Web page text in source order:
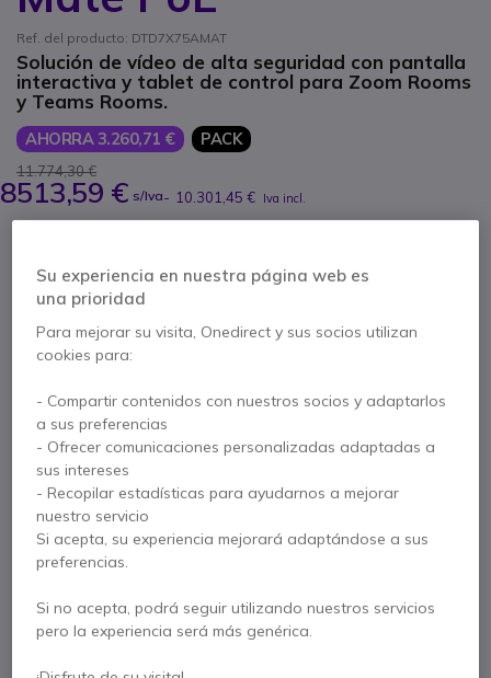
Ref. del producto: DTD7X75AMAT
Solución de vídeo de alta seguridad con pantalla
interactiva y tablet de control para Zoom Rooms
y Teams Rooms.
AHORRA 3.260,71 € PACK
11.774,30 €
8513,59 € s/Iva- 10.301,45 € Iva incl.
PRESUPUESTO EN 4 H
Incluido en este pack:
x1
7.737,64 €
x1 DTEN Mate PoE
Su experiencia en nuestra página web es
una prioridad
Para mejorar su visita, Onedirect y sus socios utilizan
cookies para:
- Compartir contenidos con nuestros socios y adaptarlos
a sus preferencias
- Ofrecer comunicaciones personalizadas adaptadas a
sus intereses
- Recopilar estadísticas para ayudarnos a mejorar
nuestro servicio
Si acepta, su experiencia mejorará adaptándose a sus
preferencias.
Si no acepta, podrá seguir utilizando nuestros servicios
pero la experiencia será más genérica.